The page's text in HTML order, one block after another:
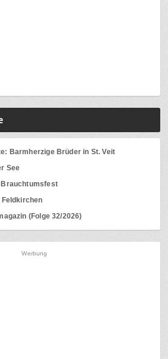
Barmherzige Brüder in St. Veit
See
(Folge 32/2026)
Werbung